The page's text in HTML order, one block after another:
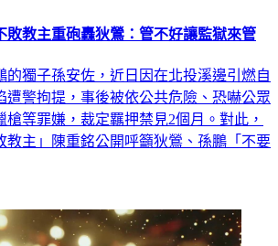
敗教主重砲轟狄鶯：管不好讓監獄來管
的獨子孫安佐，近日因在北投溪邊引燃自
遭警拘提，事後被依公共危險、恐嚇公眾
槍等罪嫌，裁定羈押禁見2個月。對此，
教主」陳重銘公開呼籲狄鶯、孫鵬「不要